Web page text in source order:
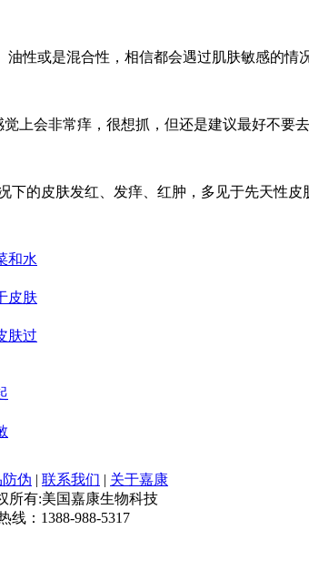
油性或是混合性，相信都会遇过肌肤敏感的情
上会非常痒，很想抓，但还是建议最好不要
下的皮肤发红、发痒、红肿，多见于先天性皮
和水
皮肤
肤过
伪 | 联系我们 | 关于嘉康
所有:美国嘉康生物科技
线：1388-988-5317